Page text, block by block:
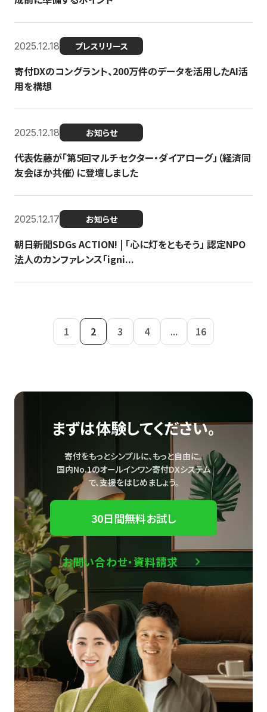
2025.12.18 プレスリリース
寄付DXのコングラント、200万件のデータを活用したAI活
用を構想
2025.12.18 お知らせ
代表佐藤が「第5回マルチセクター・ダイアローグ」（経済同
友会ほか共催）に登壇しました
2025.12.17 お知らせ
朝日新聞SDGs ACTION! | 「心に灯をともそう」 認定NPO
法人のカンファレンス「igni...
1 2 3 4 ... 16
まずは体験してください。
寄付をもっとシンプルに、もっと自由に。
国内No.1のオールインワン寄付DXシステム
で、支援をはじめましょう。
30日間無料お試し
お問い合わせ・資料請求